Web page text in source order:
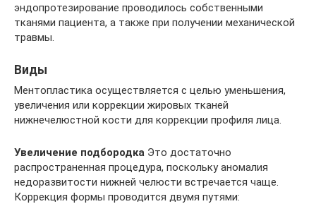
эндопротезирование проводилось собственными
тканями пациента, а также при получении механической
травмы.
Виды
Ментопластика осуществляется с целью уменьшения,
увеличения или коррекции жировых тканей
нижнечелюстной кости для коррекции профиля лица.
Увеличение подбородка Это достаточно
распространенная процедура, поскольку аномалия
недоразвитости нижней челюсти встречается чаще.
Коррекция формы проводится двумя путями: